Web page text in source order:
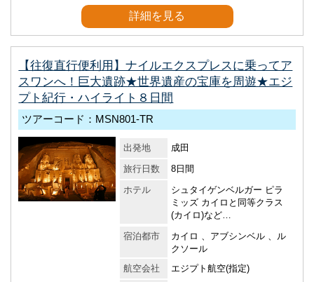
詳細を見る
【往復直行便利用】ナイルエクスプレスに乗ってア
スワンへ！巨大遺跡★世界遺産の宝庫を周遊★エジ
プト紀行・ハイライト８日間
ツアーコード：MSN801-TR
出発地
成田
旅行日数
8日間
ホテル
シュタイゲンベルガー ピラ
ミッズ カイロと同等クラス
(カイロ)など…
宿泊都市
カイロ 、アブシンベル 、ル
クソール
航空会社
エジプト航空(指定)